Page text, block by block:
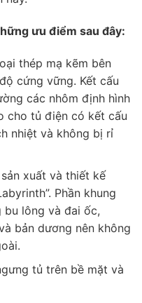
ưu điểm sau đây:
thép mạ kẽm bên
cứng vững. Kết cấu
các nhôm định hình
cho tủ điện có kết cấu
nhiệt và không bị rỉ
xuất và thiết kế
Phần khung
bu lông và đai ốc,
bản dương nên không
tủ trên bề mặt và